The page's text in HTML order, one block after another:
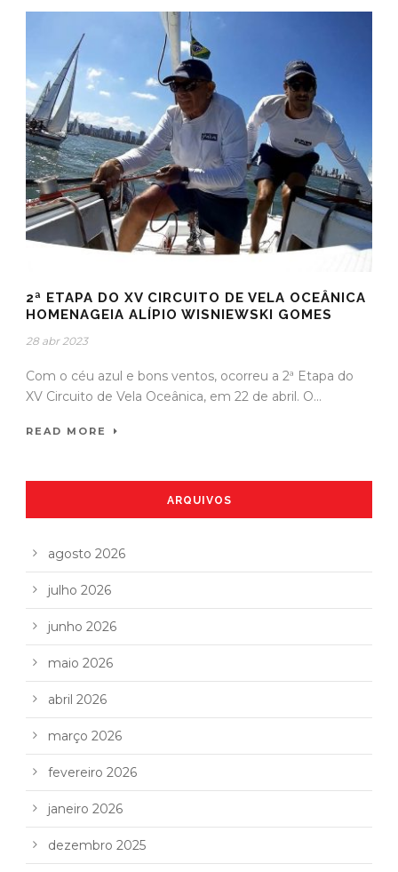
2ª ETAPA DO XV CIRCUITO DE VELA OCEÂNICA
HOMENAGEIA ALÍPIO WISNIEWSKI GOMES
28 abr 2023
Com o céu azul e bons ventos, ocorreu a 2ª Etapa do
XV Circuito de Vela Oceânica, em 22 de abril. O...
READ MORE
ARQUIVOS
agosto 2026
julho 2026
junho 2026
maio 2026
abril 2026
março 2026
fevereiro 2026
janeiro 2026
dezembro 2025